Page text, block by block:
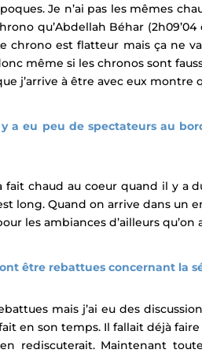
Je n’ai pas les mêmes
qu’Abdellah Béhar
chrono est flatteur mais ça ne
même si les chronos sont
j’arrive à être avec eux montre
eu peu de spectateurs au
fait chaud au coeur quand il y a
long. Quand on arrive dans un
les ambiances d’ailleurs
être rebattues concernant la
mais j’ai eu des
en son temps. Il fallait déjà
en rediscuterait. Maintenant